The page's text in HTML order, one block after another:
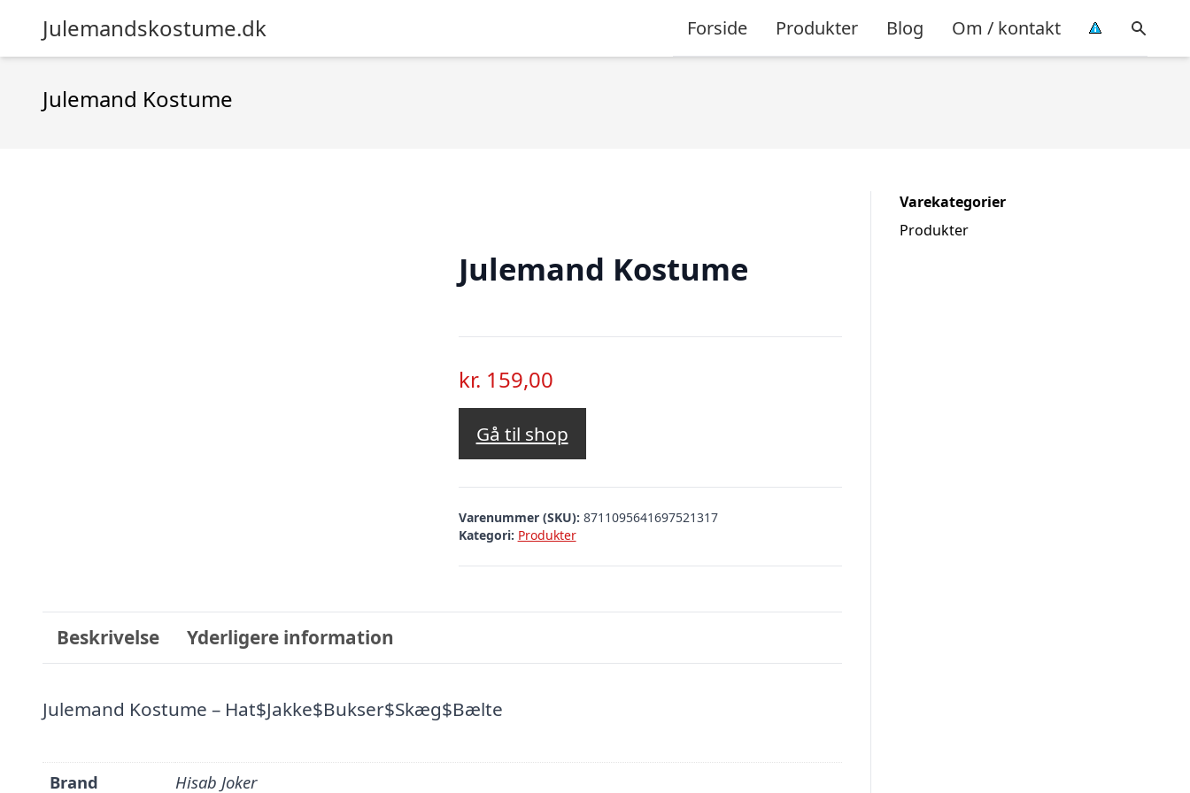
Julemandskostume.dk Forside Produkter Blog Om / kontakt
Julemand Kostume
Julemand Kostume
kr. 159,00
Gå til shop
Varenummer (SKU): 8711095641697521317
Kategori: Produkter
Beskrivelse Yderligere information
Julemand Kostume – Hat$Jakke$Bukser$Skæg$Bælte
Brand Hisab Joker
Varekategorier
Produkter